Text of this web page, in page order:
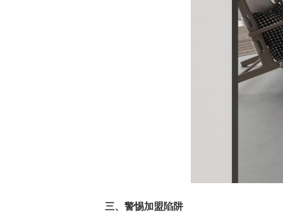
三、警惕加盟陷阱